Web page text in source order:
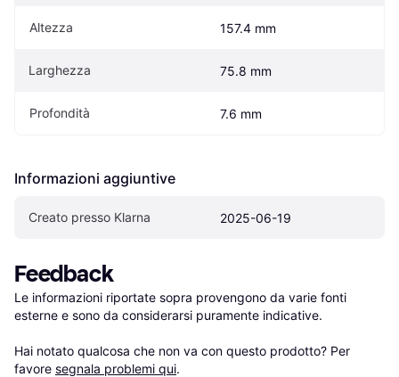
Altezza 157.4 mm
Larghezza 75.8 mm
Profondità 7.6 mm
Informazioni aggiuntive
Creato presso Klarna 2025-06-19
Feedback
Le informazioni riportate sopra provengono da varie fonti
esterne e sono da considerarsi puramente indicative.
Hai notato qualcosa che non va con questo prodotto? Per
favore segnala problemi qui.